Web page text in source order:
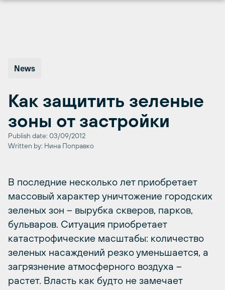
News
Как защитить зеленые
зоны от застройки
Publish date: 03/09/2012
Written by: Нина Поправко
В последние несколько лет приобретает
массовый характер уничтожение городских
зеленых зон – вырубка скверов, парков,
бульваров. Ситуация приобретает
катастрофические масштабы: количество
зеленых насаждений резко уменьшается, а
загрязнение атмосферного воздуха –
растет. Власть как будто не замечает